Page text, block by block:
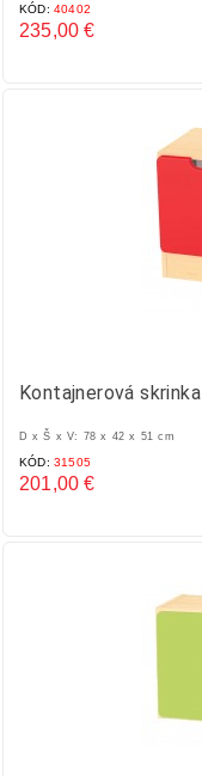
KÓD: 40402
235,00 €
Kontajnerová skrinka
D x Š x V: 78 x 42 x 51 cm
KÓD: 31505
201,00 €